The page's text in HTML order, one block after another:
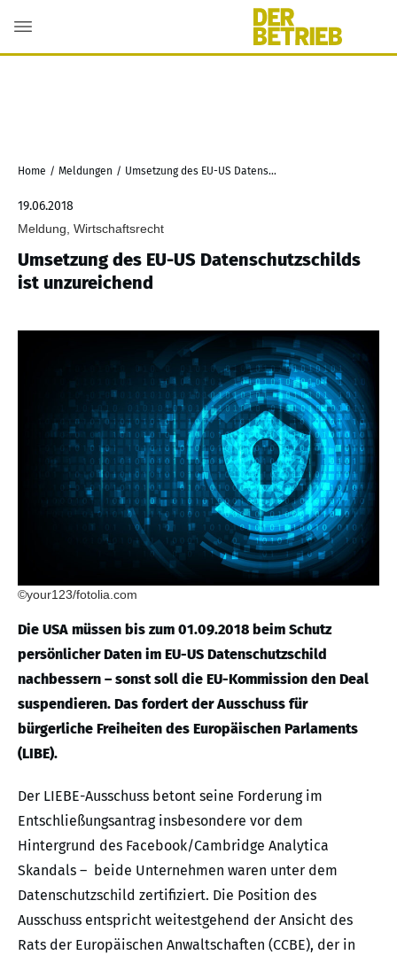
Home / Meldungen / Umsetzung des EU-US Datenschutzschilds ist unzureichend
19.06.2018
Meldung, Wirtschaftsrecht
Umsetzung des EU-US Datenschutzschilds
ist unzureichend
©your123/fotolia.com
Die USA müssen bis zum 01.09.2018 beim Schutz
persönlicher Daten im EU-US Datenschutzschild
nachbessern – sonst soll die EU-Kommission den Deal
suspendieren. Das fordert der Ausschuss für
bürgerliche Freiheiten des Europäischen Parlaments
(LIBE).
Der LIEBE-Ausschuss betont seine Forderung im
Entschließungsantrag insbesondere vor dem
Hintergrund des Facebook/Cambridge Analytica
Skandals – beide Unternehmen waren unter dem
Datenschutzschild zertifiziert. Die Position des
Ausschuss entspricht weitestgehend der Ansicht des
Rats der Europäischen Anwaltschaften (CCBE), der in